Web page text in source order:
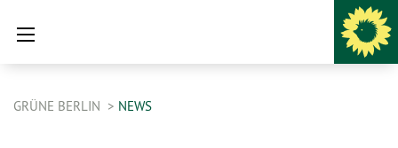
GRÜNE BERLIN NEWS